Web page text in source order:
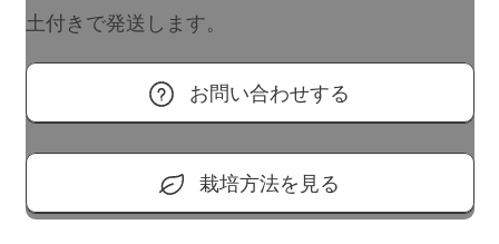
土付きで発送します。
お問い合わせする
栽培方法を見る